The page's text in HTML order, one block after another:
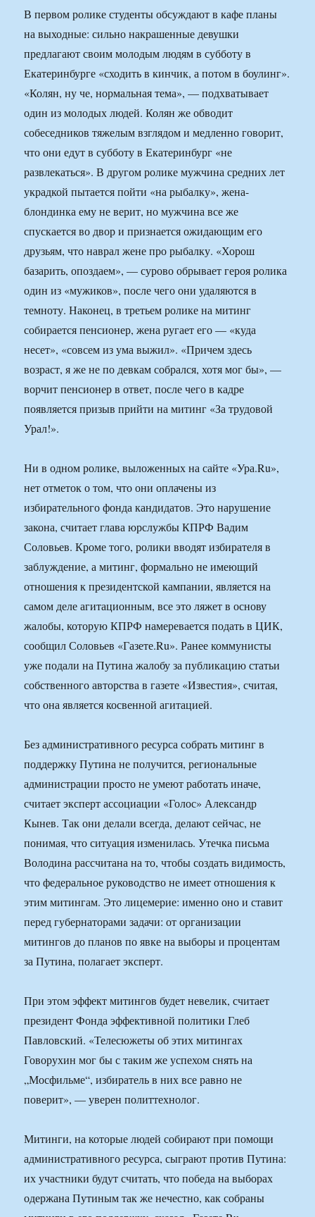
В первом ролике студенты обсуждают в кафе планы
на выходные: сильно накрашенные девушки
предлагают своим молодым людям в субботу в
Екатеринбурге «сходить в кинчик, а потом в боулинг».
«Колян, ну че, нормальная тема», — подхватывает
один из молодых людей. Колян же обводит
собеседников тяжелым взглядом и медленно говорит,
что они едут в субботу в Екатеринбург «не
развлекаться». В другом ролике мужчина средних лет
украдкой пытается пойти «на рыбалку», жена-
блондинка ему не верит, но мужчина все же
спускается во двор и признается ожидающим его
друзьям, что наврал жене про рыбалку. «Хорош
базарить, опоздаем», — сурово обрывает героя ролика
один из «мужиков», после чего они удаляются в
темноту. Наконец, в третьем ролике на митинг
собирается пенсионер, жена ругает его — «куда
несет», «совсем из ума выжил». «Причем здесь
возраст, я же не по девкам собрался, хотя мог бы», —
ворчит пенсионер в ответ, после чего в кадре
появляется призыв прийти на митинг «За трудовой
Урал!».
Ни в одном ролике, выложенных на сайте «Ура.Ru»,
нет отметок о том, что они оплачены из
избирательного фонда кандидатов. Это нарушение
закона, считает глава юрслужбы КПРФ Вадим
Соловьев. Кроме того, ролики вводят избирателя в
заблуждение, а митинг, формально не имеющий
отношения к президентской кампании, является на
самом деле агитационным, все это ляжет в основу
жалобы, которую КПРФ намеревается подать в ЦИК,
сообщил Соловьев «Газете.Ru». Ранее коммунисты
уже подали на Путина жалобу за публикацию статьи
собственного авторства в газете «Известия», считая,
что она является косвенной агитацией.
Без административного ресурса собрать митинг в
поддержку Путина не получится, региональные
администрации просто не умеют работать иначе,
считает эксперт ассоциации «Голос» Александр
Кынев. Так они делали всегда, делают сейчас, не
понимая, что ситуация изменилась. Утечка письма
Володина рассчитана на то, чтобы создать видимость,
что федеральное руководство не имеет отношения к
этим митингам. Это лицемерие: именно оно и ставит
перед губернаторами задачи: от организации
митингов до планов по явке на выборы и процентам
за Путина, полагает эксперт.
При этом эффект митингов будет невелик, считает
президент Фонда эффективной политики Глеб
Павловский. «Телесюжеты об этих митингах
Говорухин мог бы с таким же успехом снять на
„Мосфильме“, избиратель в них все равно не
поверит», — уверен политтехнолог.
Митинги, на которые людей собирают при помощи
административного ресурса, сыграют против Путина:
их участники будут считать, что победа на выборах
одержана Путиным так же нечестно, как собраны